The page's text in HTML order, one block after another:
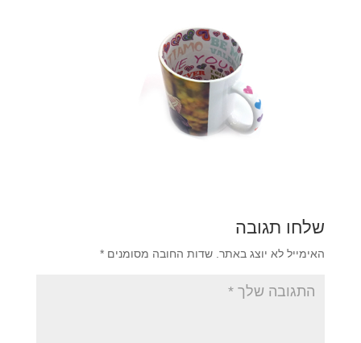
שלחו תגובה
האימייל לא יוצג באתר. שדות החובה מסומנים *